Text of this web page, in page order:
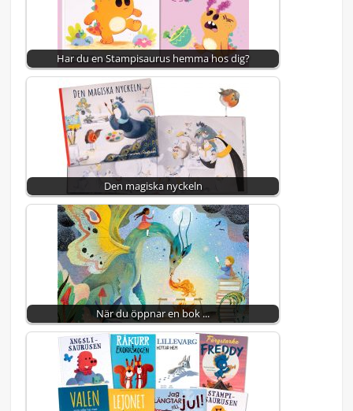
Har du en Stampisaurus hemma hos dig?
Den magiska nyckeln
När du öppnar en bok ...